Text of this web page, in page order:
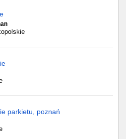
parkietu, poznań